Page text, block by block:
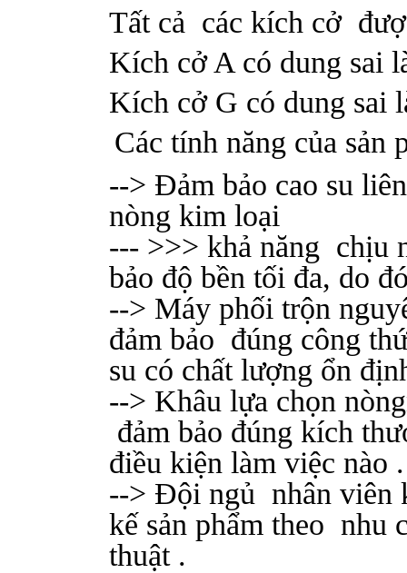
Tất cả các kích cở
Kích cở A có dung sai
Kích cở G có dung sai
Các tính năng của sản
--> Đảm bảo cao su
nòng kim loại
--- >>> khả năng chịu
bảo độ bền tối đa, do
--> Máy phối trộn
đảm bảo đúng công
su có chất lượng ổn
--> Khâu lựa chọn
đảm bảo đúng kích
điều kiện làm việc nào .
--> Đội ngủ nhân viên
kế sản phẩm theo nhu
thuật .